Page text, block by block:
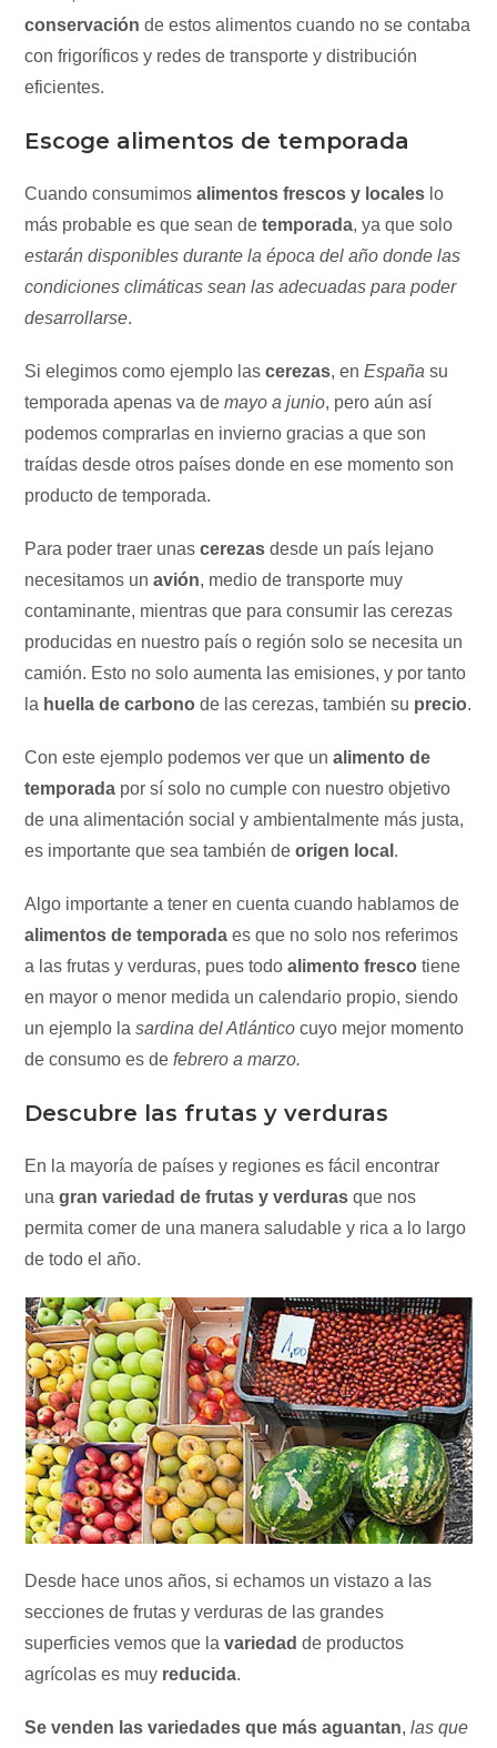
conservación de estos alimentos cuando no se contaba
con frigoríficos y redes de transporte y distribución
eficientes.
Escoge alimentos de temporada
Cuando consumimosalimentos frescos y locales lo
más probable es que sean detemporada, ya que solo
estarán disponibles durante la época del año donde las
condiciones climáticas sean las adecuadas para poder
desarrollarse.
Si elegimos como ejemplo lascerezas, enEspaña su
temporada apenas va demayo a junio, pero aún así
podemos comprarlas en invierno gracias a que son
traídas desde otros países donde en ese momento son
producto de temporada.
Para poder traer unascerezas desde un país lejano
necesitamos unavión, medio de transporte muy
contaminante, mientras que para consumir las cerezas
producidas en nuestro país o región solo se necesita un
camión. Esto no solo aumenta las emisiones, y por tanto
la huella de carbono de las cerezas, también su precio.
Con este ejemplo podemos ver que unalimento de
temporada por sí solo no cumple con nuestro objetivo
de una alimentación social y ambientalmente más justa,
es importante que sea también deorigen local .
Algo importante a tener en cuenta cuando hablamos de
alimentos de temporada es que no solo nos referimos
a las frutas y verduras, pues todoalimento fresco tiene
en mayor o menor medida un calendario propio, siendo
un ejemplo lasardina del Atlántico cuyo mejor momento
de consumo es defebrero a marzo.
Descubre las frutas y verduras
En la mayoría de países y regiones es fácil encontrar
una gran variedad de frutas y verduras que nos
permita comer de una manera saludable y rica a lo largo
de todo el año.
Desde hace unos años, si echamos un vistazo a las
secciones de frutas y verduras de las grandes
superficies vemos que lavariedadde productos
agrícolas es muy reducida.
Se venden las variedades que más aguantan,las que